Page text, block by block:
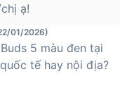
dùng tin tưởng và lựa
Chính hãng có
ạ!
01/2026)
5 màu đen tại
tế hay nội địa?